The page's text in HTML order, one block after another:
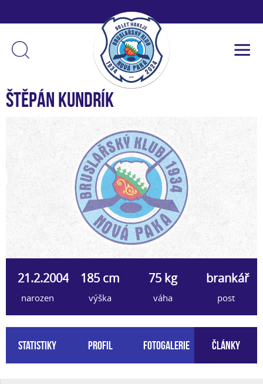
Štěpán Kundrík
21.2.2004
narozen
185 cm
výška
75 kg
váha
brankář
post
Statistiky Profil Fotogalerie Články